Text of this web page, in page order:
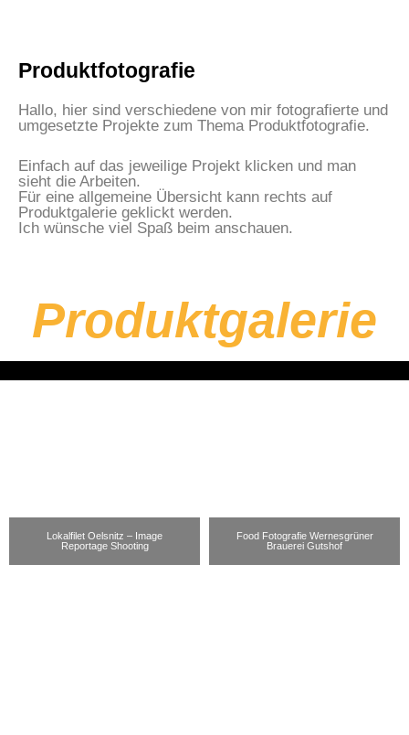
Produktfotografie
Hallo, hier sind verschiedene von mir fotografierte und
umgesetzte Projekte zum Thema Produktfotografie.
Einfach auf das jeweilige Projekt klicken und man
sieht die Arbeiten.
Für eine allgemeine Übersicht kann rechts auf
Produktgalerie geklickt werden.
Ich wünsche viel Spaß beim anschauen.
Produktgalerie
Lokalfilet Oelsnitz – Image
Reportage Shooting
Food Fotografie Wernesgrüner
Brauerei Gutshof